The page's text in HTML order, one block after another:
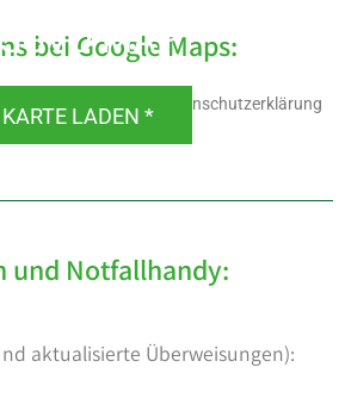
bei Google Maps:
MAP
KARTE LADEN *
akzeptieren Sie die Datenschutzerklärung
und Notfallhandy:
aktualisierte Überweisungen):